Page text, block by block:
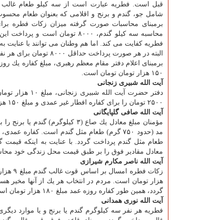
قبل است. فطریه عبارت است از سه كیلو طعام
شامل جو، گندم و برنج و اقلامی كه بعنوان طعام
برمبنای محاسبات صورت گرفته میزان زكات فطره
محاسبه سه كیلو گندم، ۸۰۰۰ تومان است و
فطریه كفایت می كند. اما هم وطنان می توانند با عنایت
البته در هر صورت پرداخت حداقل ۸۰۰۰ تومان برای هر نفر كفایت می كند.
۱۵۰ هزار تومان تومان است.
آیت الله شبیری زنجانی
دفتر حضرت
۲۵۰۰ تومان را برای كفاره افطار غیر عمدی و مبلغ ۱۵۰ هزار تومان برای افطار عمدی هر روز تعیین كرده است.
آیت الله صافی گلپایگانی
مؤمنان مبلغ معادل یك صاع (۳
طعام مثل گندم پرداخت گردد. با عنایت به اینكه
معادل مقادیر فوق را بر طبق قیمت محل زندگی خود
آیت الله ناصر مكارم شیرازی
گردد، همین طور كفاره روزه عمد مبلغ ۱۸۰ هزار تومان است.
آیت الله نوری همدانی
فطریه هر نفر سه كیلوگرم گندم یا برنج و یا موارد